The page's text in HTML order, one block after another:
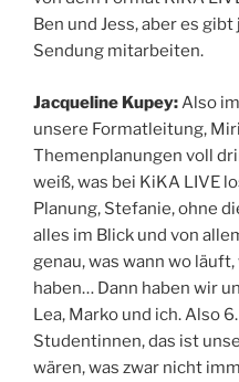
Ben und Jess, aber es
Sendung mitarbeiten.
Jacqueline Kupey:Also
unsere Formatleitung,
Themenplanungen voll
weiß, was bei KiKA LIVE
Planung, Stefanie, ohne
alles im Blick und von
genau, was wann wo
haben… Dann haben wir
Lea, Marko und ich. Also
Studentinnen, das ist
wären, was zwar nicht